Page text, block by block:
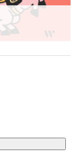
、
、IT企業やプロ
事業部」